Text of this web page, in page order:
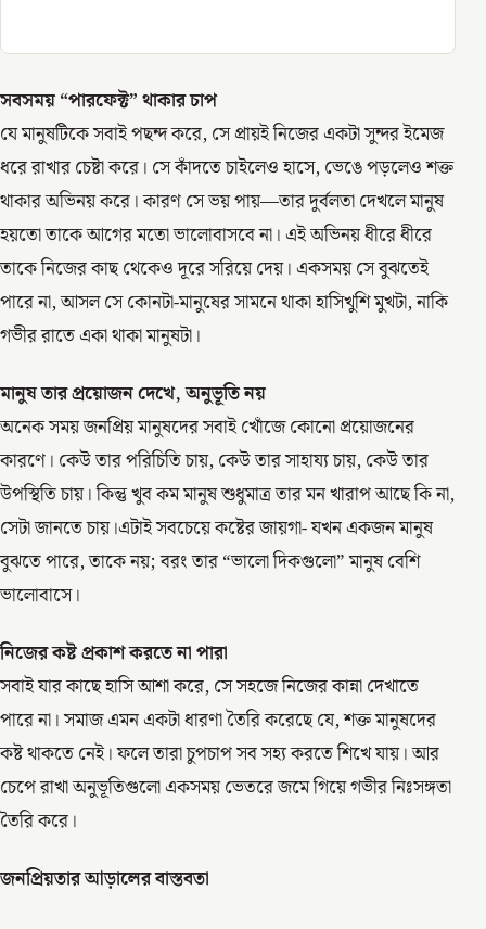
সবসময় “পারফেক্ট” থাকার চাপ
যে মানুষটিকে সবাই পছন্দ করে, সে প্রায়ই নিজের একটা সুন্দর ইমেজ
ধরে রাখার চেষ্টা করে। সে কাঁদতে চাইলেও হাসে, ভেঙে পড়লেও শক্ত
থাকার অভিনয় করে। কারণ সে ভয় পায়—তার দুর্বলতা দেখলে মানুষ
হয়তো তাকে আগের মতো ভালোবাসবে না। এই অভিনয় ধীরে ধীরে
তাকে নিজের কাছ থেকেও দূরে সরিয়ে দেয়। একসময় সে বুঝতেই
পারে না, আসল সে কোনটা-মানুষের সামনে থাকা হাসিখুশি মুখটা, নাকি
গভীর রাতে একা থাকা মানুষটা।
মানুষ তার প্রয়োজন দেখে, অনুভূতি নয়
অনেক সময় জনপ্রিয় মানুষদের সবাই খোঁজে কোনো প্রয়োজনের
কারণে। কেউ তার পরিচিতি চায়, কেউ তার সাহায্য চায়, কেউ তার
উপস্থিতি চায়। কিন্তু খুব কম মানুষ শুধুমাত্র তার মন খারাপ আছে কি না,
সেটা জানতে চায়।এটাই সবচেয়ে কষ্টের জায়গা- যখন একজন মানুষ
বুঝতে পারে, তাকে নয়; বরং তার “ভালো দিকগুলো” মানুষ বেশি
ভালোবাসে।
নিজের কষ্ট প্রকাশ করতে না পারা
সবাই যার কাছে হাসি আশা করে, সে সহজে নিজের কান্না দেখাতে
পারে না। সমাজ এমন একটা ধারণা তৈরি করেছে যে, শক্ত মানুষদের
কষ্ট থাকতে নেই। ফলে তারা চুপচাপ সব সহ্য করতে শিখে যায়। আর
চেপে রাখা অনুভূতিগুলো একসময় ভেতরে জমে গিয়ে গভীর নিঃসঙ্গতা
তৈরি করে।
জনপ্রিয়তার আড়ালের বাস্তবতা